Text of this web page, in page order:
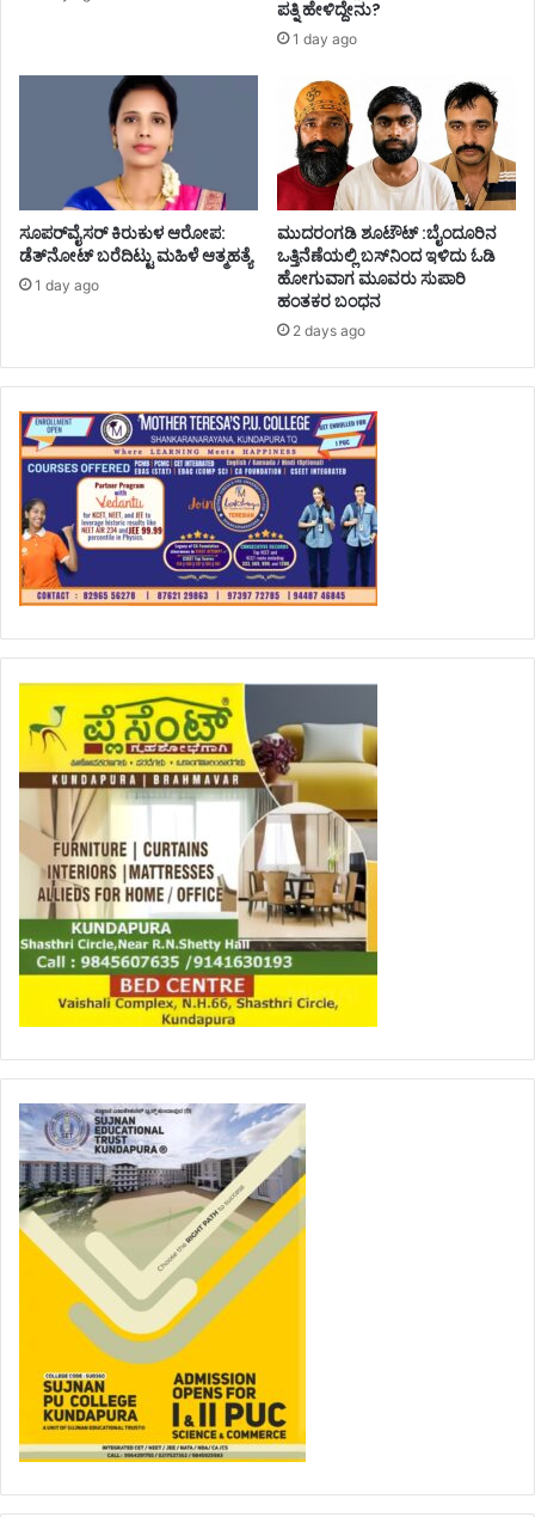
ಪತ್ನಿ ಹೇಳಿದ್ದೇನು?
1 day ago
ಸೂಪರ್‌ವೈಸರ್‌ ಕಿರುಕುಳ ಆರೋಪ:
ಡೆತ್‌ನೋಟ್‌ ಬರೆದಿಟ್ಟು ಮಹಿಳೆ ಆತ್ಮಹತ್ಯೆ
1 day ago
ಮುದರಂಗಡಿ ಶೂಟೌಟ್ :ಬೈಂದೂರಿನ
ಒತ್ತಿನೆಣೆಯಲ್ಲಿ ಬಸ್‌ನಿಂದ ಇಳಿದು ಓಡಿ
ಹೋಗುವಾಗ ಮೂವರು ಸುಪಾರಿ
ಹಂತಕರ ಬಂಧನ
2 days ago